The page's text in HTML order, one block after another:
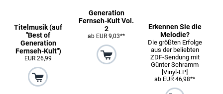
Titelmusik (auf
"Best of
Generation
Fernseh-Kult")
EUR 26,99
Generation
Fernseh-Kult Vol.
2
ab EUR 9,03**
Erkennen Sie die
Melodie?
Die größten Erfolge
aus der beliebten
ZDF-Sendung mit
Günter Schramm
[Vinyl-LP]
ab EUR 46,98**